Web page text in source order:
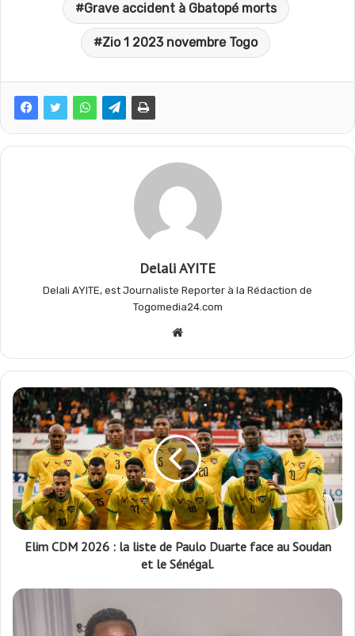
c
b
a
s
l
a
m
Grave accident à Gbatopé morts
Zio 1 2023 novembre Togo
Delali AYITE
Delali AYITE, est Journaliste Reporter à la Rédaction de
Togomedia24.com
Website
Elim CDM 2026 : la liste de Paulo Duarte face au Soudan
et le Sénégal.